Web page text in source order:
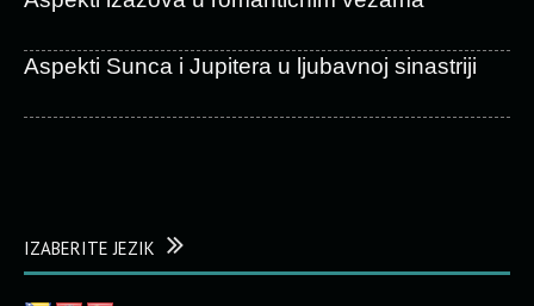
Aspekti Sunca i Jupitera u ljubavnoj sinastriji
IZABERITE JEZIK